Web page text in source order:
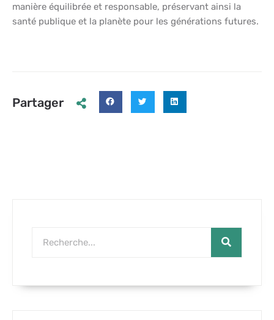
manière équilibrée et responsable, préservant ainsi la
santé publique et la planète pour les générations futures.
Partager